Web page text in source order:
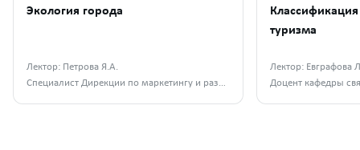
Экология города
Лектор: Петрова Я.А.
Специалист Дирекции по маркетингу и развитию АО «Апатит»
Классификация
туризма
Лектор: Евграфова